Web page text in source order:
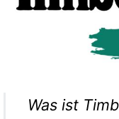
Was ist